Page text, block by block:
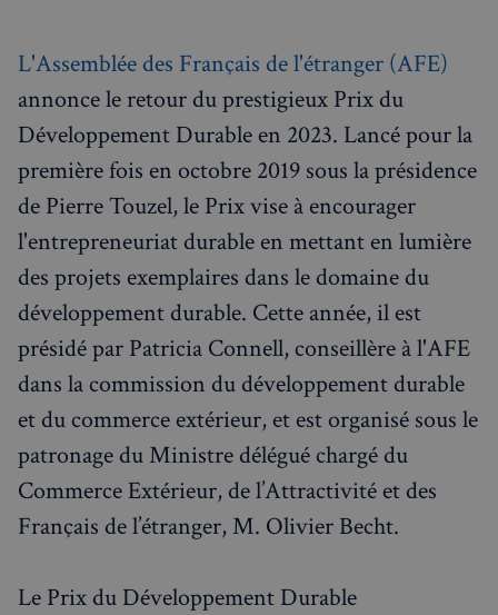
Recherche ✨Chatbot IA
Annuaire des professionnels
Visites guidées
Événements à venir
L'Assemblée des Français de l'étranger (AFE)
annonce le retour du prestigieux Prix du
Développement Durable en 2023. Lancé pour la
première fois en octobre 2019 sous la présidence
de Pierre Touzel, le Prix vise à encourager
l'entrepreneuriat durable en mettant en lumière
des projets exemplaires dans le domaine du
développement durable. Cette année, il est
présidé par Patricia Connell, conseillère à l'AFE
dans la commission du développement durable
et du commerce extérieur, et est organisé sous le
patronage du Ministre délégué chargé du
Commerce Extérieur, de l’Attractivité et des
Français de l’étranger, M. Olivier Becht.
Le Prix du Développement Durable